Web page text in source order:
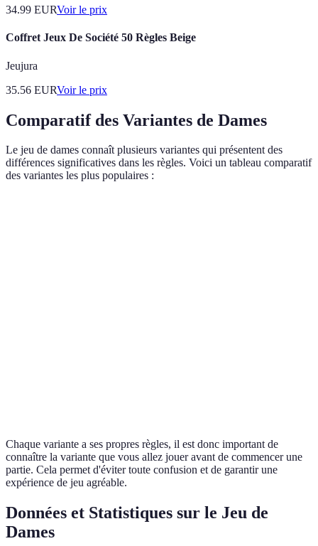
34.99 EURVoir le prix
Coffret Jeux De Société 50 Règles Beige
Jeujura
35.56 EURVoir le prix
Comparatif des Variantes de Dames
Le jeu de dames connaît plusieurs variantes qui présentent des
différences significatives dans les règles. Voici un tableau comparatif
des variantes les plus populaires :
Chaque variante a ses propres règles, il est donc important de
connaître la variante que vous allez jouer avant de commencer une
partie. Cela permet d'éviter toute confusion et de garantir une
expérience de jeu agréable.
Données et Statistiques sur le Jeu de
Dames